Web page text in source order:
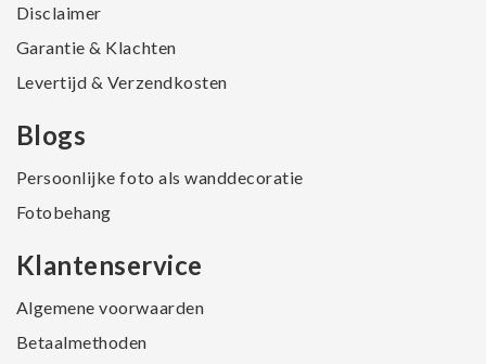
Disclaimer
Garantie & Klachten
Levertijd & Verzendkosten
Blogs
Persoonlijke foto als wanddecoratie
Fotobehang
Klantenservice
Algemene voorwaarden
Betaalmethoden